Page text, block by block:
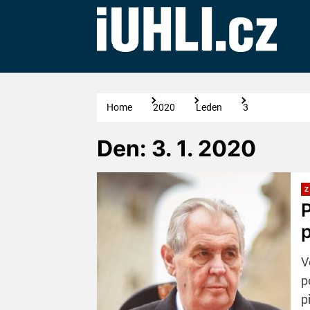
Home 2020 Leden 3
Den: 3. 1. 2020
Z